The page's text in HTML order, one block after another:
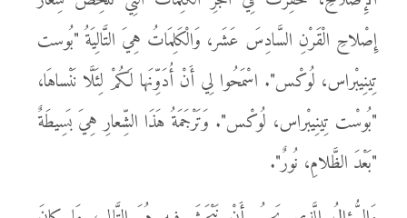
إِصْلاحِ الْقَرْنِ السَّادِسَ عَشَر، وَالْكَلِمَاتُ هِيَ التَّالِيَةُ "بُوست
تِينِيبْراس، لُوكْس". اسْمَحُوا لِي أَنْ أُدَوِّنَها لَكُمْ لِئَلَّا نَنْساهَا،
"بُوسْت تِينِيبْراس، لُوكْس". وَتَرْجَمَةُ هَذَا الشِّعارِ هِيَ بَسِيطَةٌ
"بَعْدَ الظَّلامِ، نُورٌ".